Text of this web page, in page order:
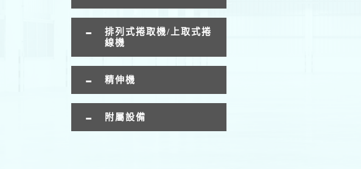
排列式捲取機/上取式捲
線機
精伸機
附屬設備